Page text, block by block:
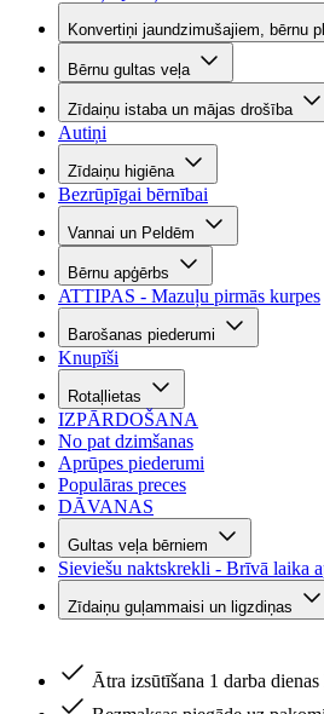
Konvertiņi jaundzimušajiem, bērnu
Bērnu gultas veļa
Zīdaiņu istaba un mājas drošība
Autiņi
Zīdaiņu higiēna
Bezrūpīgai bērnībai
Vannai un Peldēm
Bērnu apģērbs
ATTIPAS - Mazuļu pirmās kurpes
Barošanas piederumi
Knupīši
Rotaļlietas
IZPĀRDOŠANA
No pat dzimšanas
Aprūpes piederumi
Populāras preces
DĀVANAS
Gultas veļa bērniem
Sieviešu naktskrekli - Brīvā laika
Zīdaiņu guļammaisi un ligzdiņas
Ātra izsūtīšana 1 darba dienas